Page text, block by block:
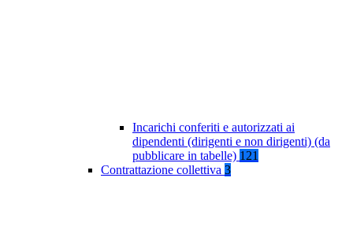
Incarichi conferiti e autorizzati ai
dipendenti (dirigenti e non dirigenti) (da
pubblicare in tabelle) 121
Contrattazione collettiva 3